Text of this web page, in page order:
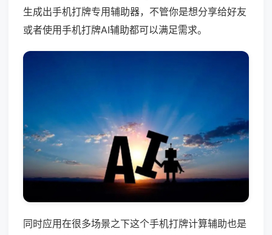
生成出手机打牌专用辅助器，不管你是想分享给好友
或者使用手机打牌AI辅助都可以满足需求。
同时应用在很多场景之下这个手机打牌计算辅助也是